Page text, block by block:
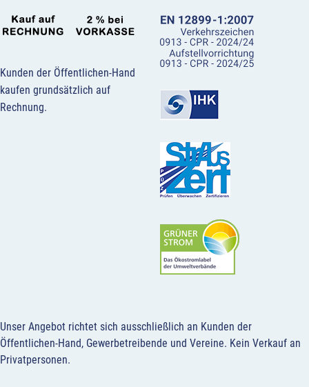
Kunden der Öffentlichen-Hand
kaufen grundsätzlich auf
Rechnung.
Unser Angebot richtet sich ausschließlich an Kunden der
Öffentlichen-Hand, Gewerbetreibende und Vereine. Kein Verkauf an
Privatpersonen.